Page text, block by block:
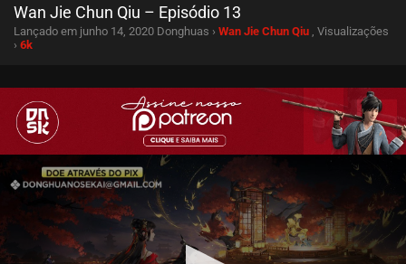
Wan Jie Chun Qiu – Episódio 13
Lançado em junho 14, 2020 Donghuas › Wan Jie Chun Qiu , Visualizações
› 6k